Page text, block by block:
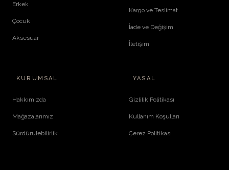
Erkek
Çocuk
Aksesuar
Kargo ve Teslimat
İade ve Değişim
İletişim
KURUMSAL
Hakkımızda
Mağazalarımız
Sürdürülebilirlik
YASAL
Gizlilik Politikası
Kullanım Koşulları
Çerez Politikası